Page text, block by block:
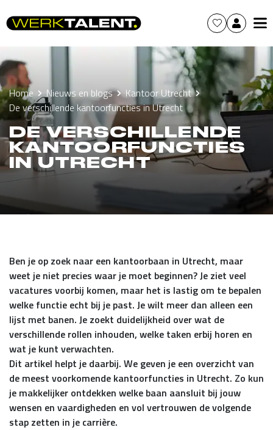
Home Nieuws en blogs
Kantoor Utrecht
De verschillende kantoorfuncties in Utrecht
DE VERSCHILLENDE
KANTOORFUNCTIES
IN UTRECHT
Ben je op zoek naar een kantoorbaan in Utrecht, maar
weet je niet precies waar je moet beginnen? Je ziet veel
vacatures voorbij komen, maar het is lastig om te bepalen
welke functie echt bij je past. Je wilt meer dan alleen een
lijst met banen. Je zoekt duidelijkheid over wat de
verschillende rollen inhouden, welke taken erbij horen en
wat je kunt verwachten.
Dit artikel helpt je daarbij. We geven je een overzicht van
de meest voorkomende kantoorfuncties in Utrecht. Zo kun
je makkelijker ontdekken welke baan aansluit bij jouw
wensen en vaardigheden en vol vertrouwen de volgende
stap zetten in je carrière.